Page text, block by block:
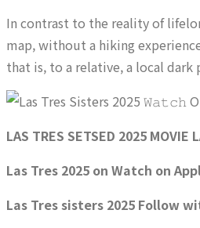
In contrast to the reality of
map, without a hiking
that is, to a relative, a local
LAS TRES SETSED 2025 MOVIE
Las Tres 2025 on Watch on
Las Tres sisters 2025 Follow